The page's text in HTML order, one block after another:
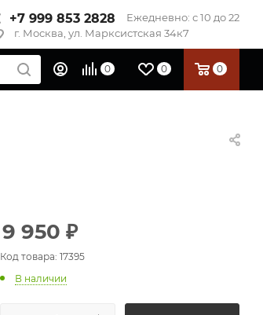
+7 999 853 2828
Ежедневно: с 10 до 22
г. Москва, ул. Марксистская 34к7
0 0 0
9 950 ₽
Код товара: 17395
В наличии